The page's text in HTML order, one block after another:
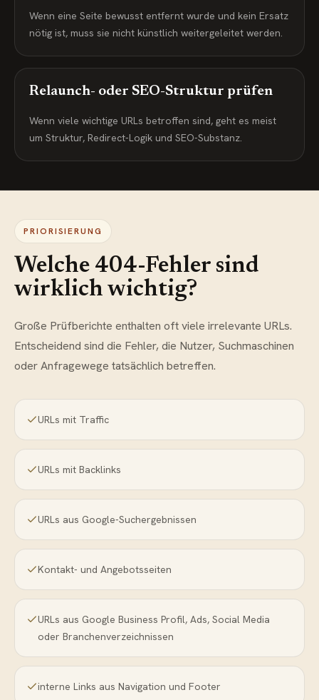
Wenn eine Seite bewusst entfernt wurde und kein Ersatz
nötig ist, muss sie nicht künstlich weitergeleitet werden.
Relaunch- oder SEO-Struktur prüfen
Wenn viele wichtige URLs betroffen sind, geht es meist
um Struktur, Redirect-Logik und SEO-Substanz.
PRIORISIERUNG
Welche 404-Fehler sind
wirklich wichtig?
Große Prüfberichte enthalten oft viele irrelevante URLs.
Entscheidend sind die Fehler, die Nutzer, Suchmaschinen
oder Anfragewege tatsächlich betreffen.
URLs mit Traffic
URLs mit Backlinks
URLs aus Google-Suchergebnissen
Kontakt- und Angebotsseiten
URLs aus Google Business Profil, Ads, Social Media
oder Branchenverzeichnissen
interne Links aus Navigation und Footer